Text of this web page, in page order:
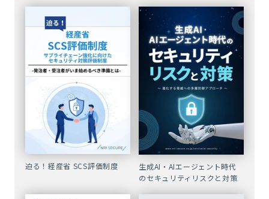
迫る！経産省 SCS評価制度
生成AI・AIエージェント時代
のセキュリティリスクと対策